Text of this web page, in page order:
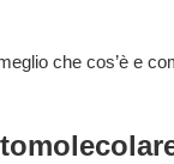
che cos’è e